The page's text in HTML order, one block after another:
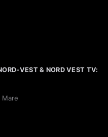
VEST & NORD VEST TV:
Mare